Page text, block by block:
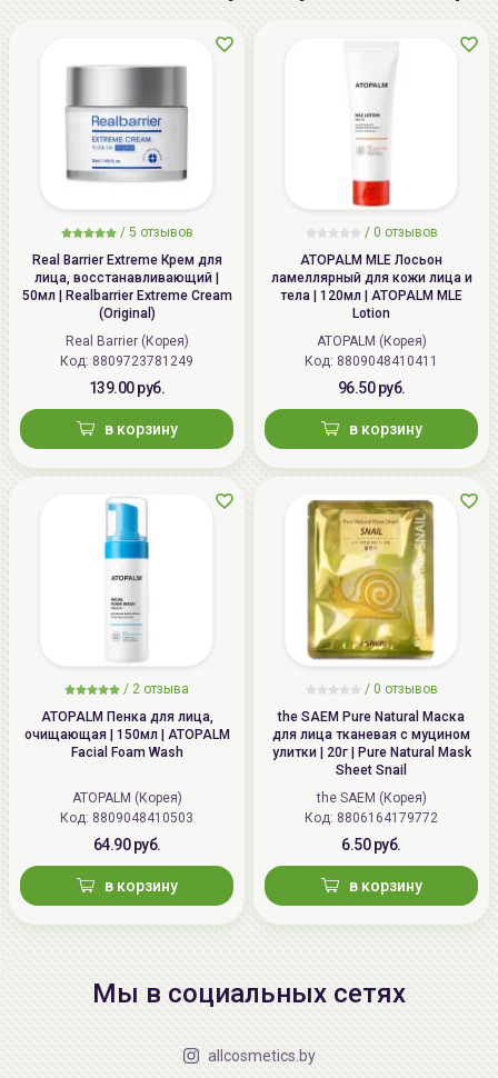
не указывается
дату окончания срока годности
смотрите на упаковке
Производитель:
[WELCOS] "WELCOS Co., Ltd",
Республика Корея, Republic of
Korea, №855 Toegye–dong,
Chuncheon-si, Gangwon-do
Импортер в
Беларусь:
ИП Мигаль Наталья Петровна,
УНП 192179286 Беларусь,
136. www.allcosmetics.by, E-mail:
info@allcosmetics.by,
тел.:+375296131336
/ 5 отзывов
Real Barrier Extreme Крем для
лица, восстанавливающий |
50мл | Realbarrier Extreme Cream
(Original)
Real Barrier (Корея)
Код: 8809723781249
139.00 руб.
в корзину
/ 0 отзывов
ATOPALM MLE Лосьон
ламеллярный для кожи лица и
тела | 120мл | ATOPALM MLE
Lotion
ATOPALM (Корея)
Код: 8809048410411
96.50 руб.
в корзину
/ 2 отзыва
ATOPALM Пенка для лица,
очищающая | 150мл | ATOPALM
Facial Foam Wash
ATOPALM (Корея)
Код: 8809048410503
64.90 руб.
в корзину
/ 0 отзывов
the SAEM Pure Natural Маска
для лица тканевая с муцином
улитки | 20г | Pure Natural Mask
Sheet Snail
the SAEM (Корея)
Код: 8806164179772
6.50 руб.
в корзину
Мы в социальных сетях
allcosmetics.by